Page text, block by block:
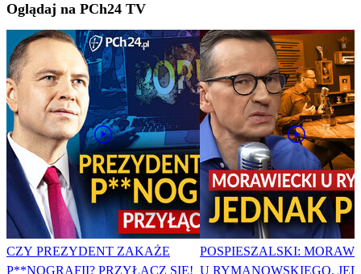
Oglądaj na PCh24 TV
CZY PREZYDENT ZAKAŻE
P**NOGRAFII? PRZYŁĄCZ SIĘ!
POSPIESZALSKI:
U RYMANOWSKIEGO.